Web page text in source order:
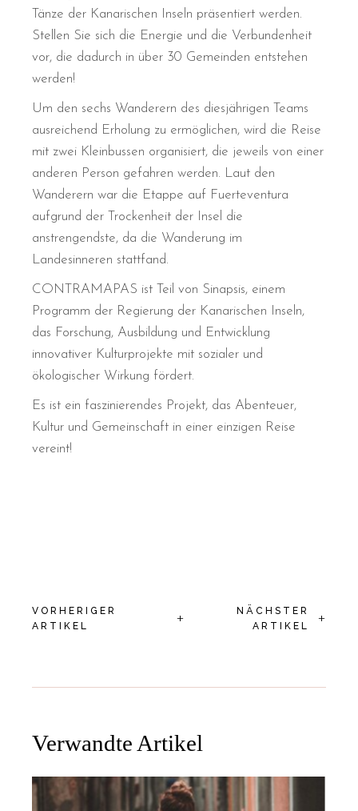
Tänze der Kanarischen Inseln präsentiert werden.
Stellen Sie sich die Energie und die Verbundenheit
vor, die dadurch in über 30 Gemeinden entstehen
werden!
Um den sechs Wanderern des diesjährigen Teams
ausreichend Erholung zu ermöglichen, wird die Reise
mit zwei Kleinbussen organisiert, die jeweils von einer
anderen Person gefahren werden. Laut den
Wanderern war die Etappe auf Fuerteventura
aufgrund der Trockenheit der Insel die
anstrengendste, da die Wanderung im
Landesinneren stattfand.
CONTRAMAPAS ist Teil von Sinapsis, einem
Programm der Regierung der Kanarischen Inseln,
das Forschung, Ausbildung und Entwicklung
innovativer Kulturprojekte mit sozialer und
ökologischer Wirkung fördert.
Es ist ein faszinierendes Projekt, das Abenteuer,
Kultur und Gemeinschaft in einer einzigen Reise
vereint!
VORHERIGER
ARTIKEL
+
NÄCHSTER
ARTIKEL
+
Verwandte Artikel